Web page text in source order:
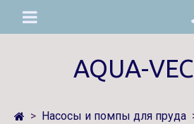
AQUA-
Насосы и помпы для пруда